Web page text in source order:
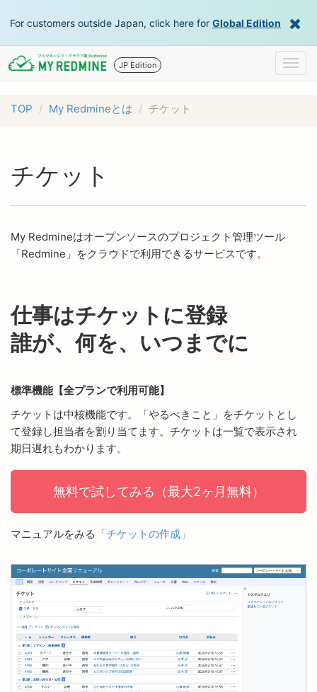
For customers outside Japan, click here for Global Edition
JP Edition
TOP My Redmineとは チケット
チケット
My Redmineはオープンソースのプロジェクト管理ツール
「Redmine」をクラウドで利用できるサービスです。
仕事はチケットに登録
誰が、何を、いつまでに
標準機能【全プランで利用可能】
チケットは中核機能です。「やるべきこと」をチケットとし
て登録し担当者を割り当てます。チケットは一覧で表示され
期日遅れもわかります。
無料で試してみる（最大2ヶ月無料）
マニュアルをみる 「チケットの作成」